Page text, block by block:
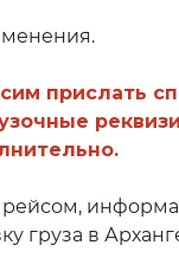
прислать
груза в